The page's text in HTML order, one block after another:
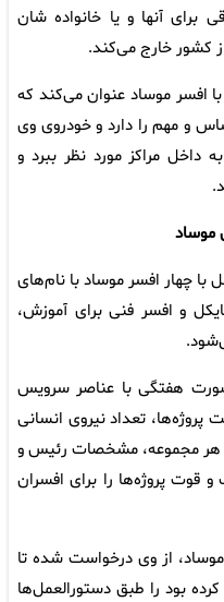
برای آنها و یا خانواده شان
از کشور خارج می‌کند.
افسر موساد عنوان می‌کند که
و مهم را دارد و خودروی وی
داخل مراکز مورد نظر ببرد و
موساد
چهار افسر موساد با نام‌های
و افسر فنی برای آموزش،
هفتگی با عناصر سرویس
پروژه‌ها، تعداد نیروی انسانی
هر مجموعه، مشخصات رئیس و
قوت پروژه‌ها را برای افسران
از وی درخواست شده تا
بود را طبق دستورالعمل‌ها